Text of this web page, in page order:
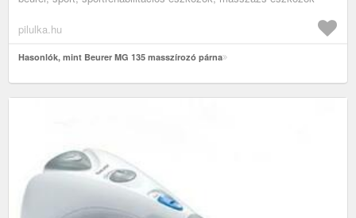
pilulka.hu
Hasonlók, mint Beurer MG 135 masszírozó párna